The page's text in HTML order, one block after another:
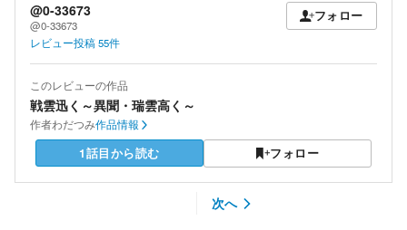
@0-33673
@0-33673
フォロー
レビュー投稿55件
このレビューの作品
戦雲迅く～異聞・瑞雲高く～
作者わだつみ作品情報
1話目から読む フォロー
次へ